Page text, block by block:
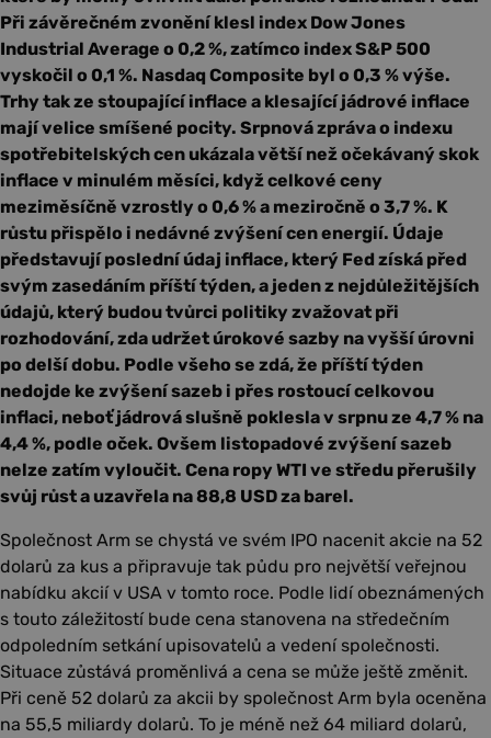
Při závěrečném zvonění klesl index Dow Jones
Industrial Average o 0,2 %, zatímco index S&P 500
vyskočil o 0,1 %. Nasdaq Composite byl o 0,3 % výše.
Trhy tak ze stoupající inflace a klesající jádrové inflace
mají velice smíšené pocity. Srpnová zpráva o indexu
spotřebitelských cen ukázala větší než očekávaný skok
inflace v minulém měsíci, když celkové ceny
meziměsíčně vzrostly o 0,6 % a meziročně o 3,7 %. K
růstu přispělo i nedávné zvýšení cen energií. Údaje
představují poslední údaj inflace, který Fed získá před
svým zasedáním příští týden, a jeden z nejdůležitějších
údajů, který budou tvůrci politiky zvažovat při
rozhodování, zda udržet úrokové sazby na vyšší úrovni
po delší dobu. Podle všeho se zdá, že příští týden
nedojde ke zvýšení sazeb i přes rostoucí celkovou
inflaci, neboť jádrová slušně poklesla v srpnu ze 4,7 % na
4,4 %, podle oček. Ovšem listopadové zvýšení sazeb
nelze zatím vyloučit. Cena ropy WTI ve středu přerušily
svůj růst a uzavřela na 88,8 USD za barel.
Společnost Arm se chystá ve svém IPO nacenit akcie na 52
dolarů za kus a připravuje tak půdu pro největší veřejnou
nabídku akcií v USA v tomto roce. Podle lidí obeznámených
s touto záležitostí bude cena stanovena na středečním
odpoledním setkání upisovatelů a vedení společnosti.
Situace zůstává proměnlivá a cena se může ještě změnit.
Při ceně 52 dolarů za akcii by společnost Arm byla oceněna
na 55,5 miliardy dolarů. To je méně než 64 miliard dolarů,